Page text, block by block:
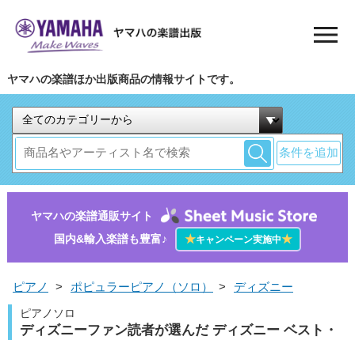
ヤマハの楽譜ほか出版商品の情報サイトです。
条件を追加
ヤマハの楽譜通販サイト
国内&輸入楽譜も豊富♪
★キャンペーン実施中★
ピアノ > ポピュラーピアノ（ソロ） > ディズニー
ピアノソロ
ディズニーファン読者が選んだ ディズニー ベスト・